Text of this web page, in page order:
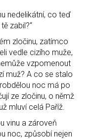
nedelikátní, co teď
zabil?“
zločinu, zatímco
vedle cizího muže,
vzpomenout
muž? A co se stalo
noc má po
ze zločinu, o němž
mluví celá Paříž.
vinu a zároveň
noc, způsobí nejen